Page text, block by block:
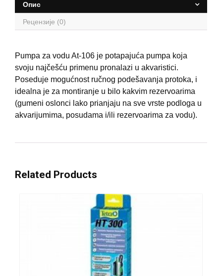
Опис
Рецензије (0)
Pumpa za vodu At-106 je potapajuća pumpa koja
svoju najčešću primenu pronalazi u akvaristici.
Poseduje mogućnost ručnog podešavanja protoka, i
idealna je za montiranje u bilo kakvim rezervoarima
(gumeni oslonci lako prianjaju na sve vrste podloga u
akvarijumima, posudama i/ili rezervoarima za vodu).
Related Products